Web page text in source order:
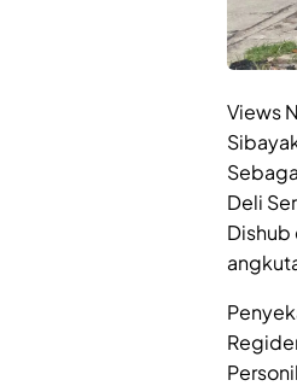
Views
Deli
Dishub